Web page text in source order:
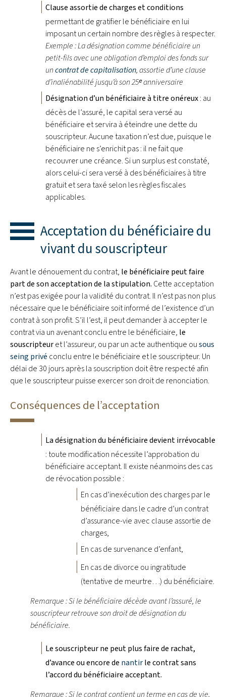
Clause assortie de charges et conditions
permettant de gratifier le bénéficiaire en lui
imposant un certain nombre des règles à respecter.
Exemple : La désignation comme bénéficiaire un
petit-fils avec une obligation d’emploi des fonds sur
uncontrat de capitalisation, assortie d’une clause
d’inaliénabilité jusqu’à son 25ᵉ anniversaire
Désignation d’un bénéficiaire à titre onéreux: au
décès de l’assuré, le capital sera versé au
bénéficiaire et servira à éteindre une dette du
souscripteur. Aucune taxation n’est due, puisque le
bénéficiaire ne s’enrichit pas : il ne fait que
recouvrer une créance. Si un surplus est constaté,
alors celui-ci sera versé à des bénéficiaires à titre
gratuit et sera taxé selon les règles fiscales
applicables.
Acceptation du bénéficiaire du
vivant du souscripteur
Avant le dénouement du contrat, le bénéficiaire peut faire
part de son acceptation de la stipulation. Cette acceptation
n’est pas exigée pour la validité du contrat. Il n’est pas non plus
nécessaire que le bénéficiaire soit informé de l’existence d’un
contrat à son profit. S’il l’est, il peut demander à accepter le
contrat via un avenant conclu entre le bénéficiaire, le
souscripteuret l’assureur, ou par un acte authentique ousous
seing privé conclu entre le bénéficiaire et le souscripteur. Un
délai de 30 jours après la souscription doit être respecté afin
que le souscripteur puisse exercer son droit de renonciation.
Conséquences de l’acceptation
La désignation du bénéficiaire devient irrévocable
: toute modification nécessite l’approbation du
bénéficiaire acceptant. Il existe néanmoins des cas
de révocation possible :
En cas d’inexécution des charges par le
bénéficiaire dans le cadre d’un contrat
d’assurance-vie avec clause assortie de
charges,
En cas de survenance d’enfant,
En cas de divorce ou ingratitude
(tentative de meurtre…) du bénéficiaire.
Remarque : Si le bénéficiaire décède avant l’assuré, le
souscripteur retrouve son droit de désignation du
bénéficiaire.
Le souscripteur ne peut plus faire de rachat,
d’avance ou encore de nantirle contrat sans
l’accord du bénéficiaire acceptant.
Remarque : Si le contrat contient un terme en cas de vie,